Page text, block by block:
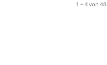
1 – 4 von 48